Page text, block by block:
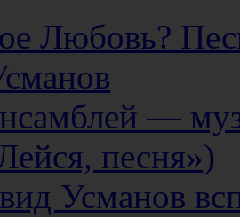
Любовь?
—
песня»)
Усманов